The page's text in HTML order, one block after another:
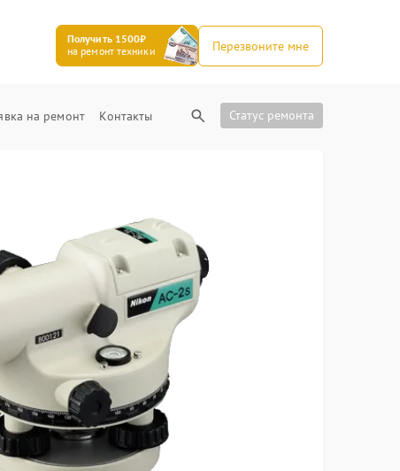
Получить 1500₽
на ремонт техники
Перезвоните мне
на ремонт Контакты Статус ремонта